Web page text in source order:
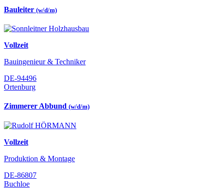
Bauleiter (w/d/m)
Vollzeit
Bauingenieur & Techniker
DE-94496
Ortenburg
Zimmerer Abbund (w/d/m)
Vollzeit
Produktion & Montage
DE-86807
Buchloe